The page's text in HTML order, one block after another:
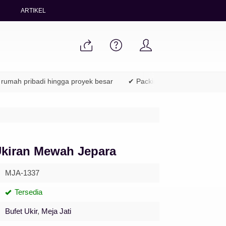
ARTIKEL
hingga proyek besar ✔ Packing aman & pengiriman ke
Mewah Jepara
MJA-1337
Tersedia
Bufet Ukir, Meja Jati